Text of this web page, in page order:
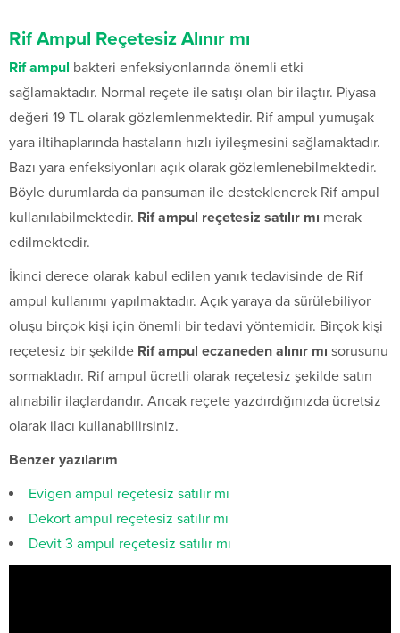
Rif Ampul Reçetesiz Alınır mı
Rif ampul bakteri enfeksiyonlarında önemli etki
sağlamaktadır. Normal reçete ile satışı olan bir ilaçtır. Piyasa
değeri 19 TL olarak gözlemlenmektedir. Rif ampul yumuşak
yara iltihaplarında hastaların hızlı iyileşmesini sağlamaktadır.
Bazı yara enfeksiyonları açık olarak gözlemlenebilmektedir.
Böyle durumlarda da pansuman ile desteklenerek Rif ampul
kullanılabilmektedir. Rif ampul reçetesiz satılır mı merak
edilmektedir.
İkinci derece olarak kabul edilen yanık tedavisinde de Rif
ampul kullanımı yapılmaktadır. Açık yaraya da sürülebiliyor
oluşu birçok kişi için önemli bir tedavi yöntemidir. Birçok kişi
reçetesiz bir şekilde Rif ampul eczaneden alınır mı sorusunu
sormaktadır. Rif ampul ücretli olarak reçetesiz şekilde satın
alınabilir ilaçlardandır. Ancak reçete yazdırdığınızda ücretsiz
olarak ilacı kullanabilirsiniz.
Benzer yazılarım
Evigen ampul reçetesiz satılır mı
Dekort ampul reçetesiz satılır mı
Devit 3 ampul reçetesiz satılır mı